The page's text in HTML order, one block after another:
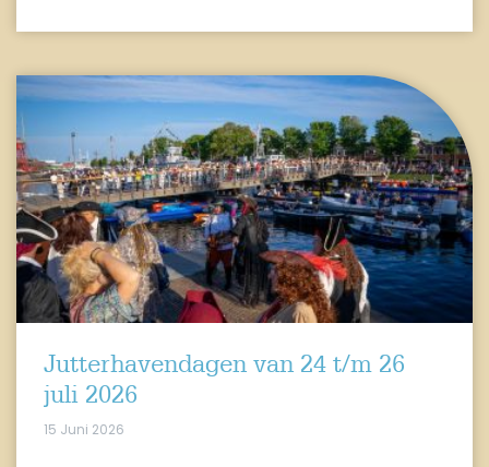
Jutterhavendagen van 24 t/m 26
juli 2026
15 Juni 2026